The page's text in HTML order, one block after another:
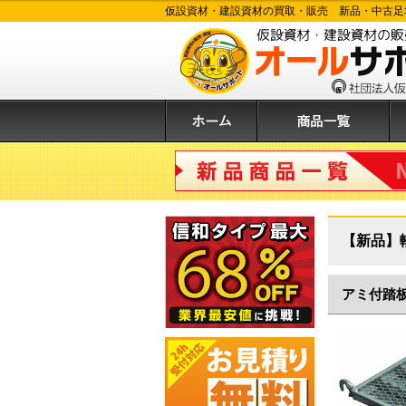
仮設資材・建設資材の買取・販売 新品・中古足
ホーム 商品一覧 購
新品商品
【新品
アミ付踏